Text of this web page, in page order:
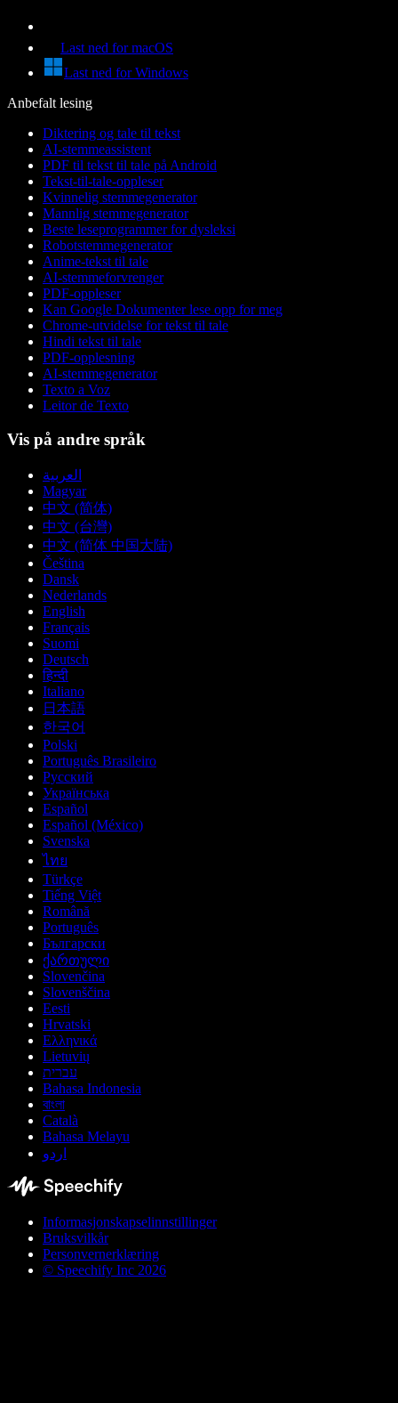
Last ned for macOS
Last ned for Windows
Anbefalt lesing
Diktering og tale til tekst
AI-stemmeassistent
PDF til tekst til tale på Android
Tekst-til-tale-oppleser
Kvinnelig stemmegenerator
Mannlig stemmegenerator
Beste leseprogrammer for dysleksi
Robotstemmegenerator
Anime-tekst til tale
AI-stemmeforvrenger
PDF-oppleser
Kan Google Dokumenter lese opp for meg
Chrome-utvidelse for tekst til tale
Hindi tekst til tale
PDF-opplesning
AI-stemmegenerator
Texto a Voz
Leitor de Texto
Vis på andre språk
العربية
Magyar
中文 (简体)
中文 (台灣)
中文 (简体 中国大陆)
Čeština
Dansk
Nederlands
English
Français
Suomi
Deutsch
हिन्दी
Italiano
日本語
한국어
Polski
Português Brasileiro
Русский
Українська
Español
Español (México)
Svenska
ไทย
Türkçe
Tiếng Việt
Română
Português
Български
ქართული
Slovenčina
Slovenščina
Eesti
Hrvatski
Ελληνικά
Lietuvių
עברית
Bahasa Indonesia
বাংলা
Català
Bahasa Melayu
اردو
Informasjonskapselinnstillinger
Bruksvilkår
Personvernerklæring
© Speechify Inc 2026